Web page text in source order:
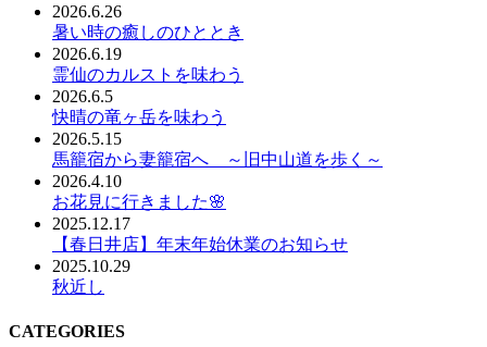
2026.6.26
暑い時の癒しのひととき
2026.6.19
霊仙のカルストを味わう
2026.6.5
快晴の竜ヶ岳を味わう
2026.5.15
馬籠宿から妻籠宿へ ～旧中山道を歩く～
2026.4.10
お花見に行きました🌸
2025.12.17
【春日井店】年末年始休業のお知らせ
2025.10.29
秋近し
CATEGORIES